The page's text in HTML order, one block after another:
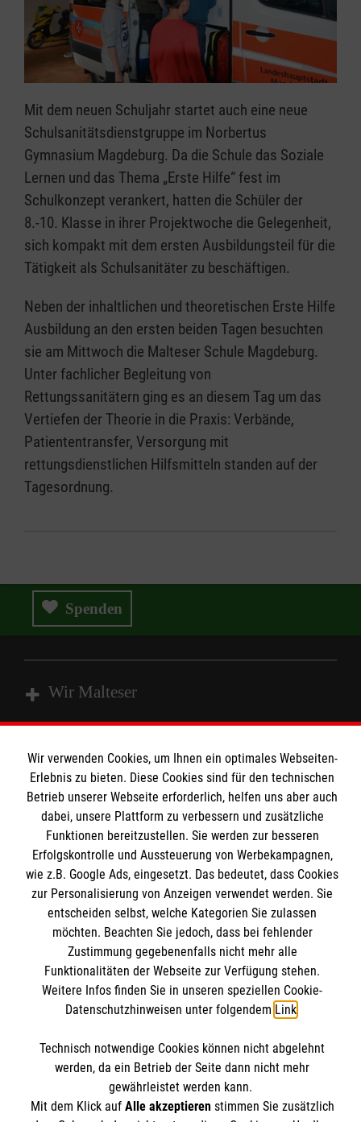
Mit dem neuen Schuljahr startet auch eine neue
Schulsanitätsdienstgruppe im Norbertus
Gymnasium Magdeburg. Da die Schule das Soziale
Lernen und das Thema „Erste Hilfe“ fest im
Schulkonzept verankert, hatten die Schüler der
8.-10. Klasse in ihrer Projektwoche die Gelegenheit,
sich kompakt mit dem ersten Ausbildungsteil für die
Tätigkeit als Schulsanitäter zu beschäftigen.
Neben der inhaltlichen und theoretischen Erste Hilfe
Ausbildung an den ersten beiden Tagen besuchten
sie am Mittwoch die Malteser Schule Magdeburg.
Unter fachlicher Begleitung von
Rettungssanitätern ging es an diesem Tag um das
Vertiefen der Theorie in die Praxis: Verbände,
Patiententransfer, Versorgung mit
rettungsdienstlichen Hilfsmitteln standen auf der
Tagesordnung.
Spenden
Wir Malteser
Angebote & Leistungen
Kursangebote
Mitarbeiten
Wir
Malteser
Informationen
Kontakt
Impressum
Datenschutz
Barrierefreiheit
Malteser online
Malteser bundesweit
Malteser Diözese Magdeburg
Malteser Jugend Magdeburg
Malteserorden
Malteser International
Mediathek
Sharepoint
Spendenkonto
Empfänger: Malteser Hilfsdienst e.V.
Pax-Bank
IBAN: DE48370601201201229010
BIC: GENODED1PA7
Soziale Netzwerke
Der Malteser Hilfsdienst e.V. ist als eingetragene
Wir verwenden Cookies, um Ihnen ein optimales Webseiten-
Erlebnis zu bieten. Diese Cookies sind für den technischen
Betrieb unserer Webseite erforderlich, helfen uns aber auch
dabei, unsere Plattform zu verbessern und zusätzliche
Funktionen bereitzustellen. Sie werden zur besseren
Erfolgskontrolle und Aussteuerung von Werbekampagnen,
wie z.B. Google Ads, eingesetzt. Das bedeutet, dass Cookies
zur Personalisierung von Anzeigen verwendet werden. Sie
entscheiden selbst, welche Kategorien Sie zulassen
möchten. Beachten Sie jedoch, dass bei fehlender
Zustimmung gegebenenfalls nicht mehr alle
Funktionalitäten der Webseite zur Verfügung stehen.
Weitere Infos finden Sie in unseren speziellen Cookie-
Datenschutzhinweisen unter folgendem Link.
Technisch notwendige Cookies können nicht abgelehnt
werden, da ein Betrieb der Seite dann nicht mehr
gewährleistet werden kann.
Mit dem Klick auf Alle akzeptierenstimmen Sie zusätzlich